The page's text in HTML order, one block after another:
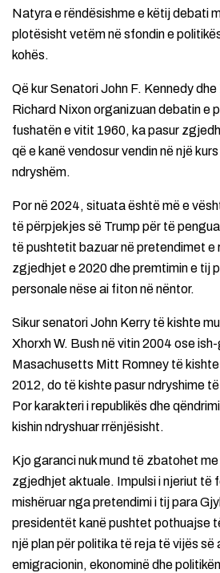
Natyra e rëndësishme e këtij debati
plotësisht vetëm në sfondin e
kohës.
Që kur Senatori John F. Kennedy
Richard Nixon organizuan debatin e
fushatën e vitit 1960, ka pasur
që e kanë vendosur vendin në një
ndryshëm.
Por në 2024, situata është më e
të përpjekjes së Trump për të
të pushtetit bazuar në pretendimet e
zgjedhjet e 2020 dhe premtimin e tij
personale nëse ai fiton në nëntor.
Sikur senatori John Kerry të kishte
Xhorxh W. Bush në vitin 2004 ose
Masachusetts Mitt Romney të
2012, do të kishte pasur ndryshime
Por karakteri i republikës dhe
kishin ndryshuar rrënjësisht.
Kjo garanci nuk mund të zbatohet
zgjedhjet aktuale. Impulsi i njeriut të
mishëruar nga pretendimi i tij para
presidentët kanë pushtet pothuajse
një plan për politika të reja të vijës së
emigracionin, ekonominë dhe